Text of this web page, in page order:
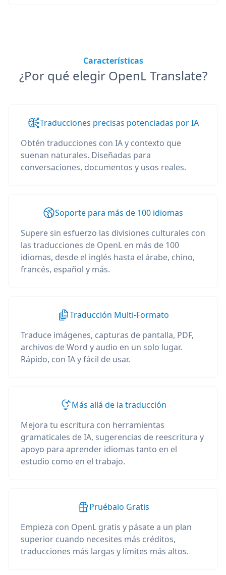
Características
¿Por qué elegir OpenL Translate?
Traducciones precisas potenciadas por IA
Obtén traducciones con IA y contexto que
suenan naturales. Diseñadas para
conversaciones, documentos y usos reales.
Soporte para más de 100 idiomas
Supere sin esfuerzo las divisiones culturales con
las traducciones de OpenL en más de 100
idiomas, desde el inglés hasta el árabe, chino,
francés, español y más.
Traducción Multi-Formato
Traduce imágenes, capturas de pantalla, PDF,
archivos de Word y audio en un solo lugar.
Rápido, con IA y fácil de usar.
Más allá de la traducción
Mejora tu escritura con herramientas
gramaticales de IA, sugerencias de reescritura y
apoyo para aprender idiomas tanto en el
estudio como en el trabajo.
Pruébalo Gratis
Empieza con OpenL gratis y pásate a un plan
superior cuando necesites más créditos,
traducciones más largas y límites más altos.